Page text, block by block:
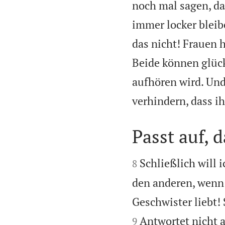
noch mal sagen,
immer locker
das nicht! Frauen
Beide können
aufhören wird.
verhindern, dass

Passt auf,

8 Schließlich will
den anderen,
Geschwister
9 Antwortet nicht